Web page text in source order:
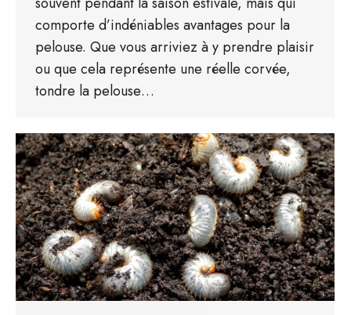
comporte d’indéniables avantages pour la
pelouse. Que vous arriviez à y prendre plaisir
ou que cela représente une réelle corvée,
tondre la pelouse…